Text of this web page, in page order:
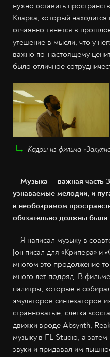
нужно оставить
Кларка, который
отчаянно тянется в
утешение в мысли, что у
важно по-настоящему
было отличное
Кадры из фильма
— Музыка — важная часть
узнаваемые мелодии, и
в необозримом
обязательно должны были
— Я написал музыку в
[он писал для «Крипера» и
многом это продолжение
много лет подряд. В
палитры, которые я
эмуляторов синтезаторов
странноватые, слегка
движки вроде Absynth,
музыку в FL Studio, а
звуки и придавал им